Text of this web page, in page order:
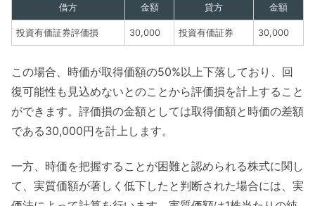
借方 金額 貸方 金額
投資有価証券評価損 30,000 投資有価証券 30,000
この場合、時価が取得価額の50%以上下落しており、回
復可能性も見込めないとのことから評価損を計上すること
ができます。評価損の金額としては取得価額と時価の差額
である30,000円を計上します。
一方、時価を把握することが困難と認められる株式に関し
て、実質価額が著しく低下したと判断された場合には、実